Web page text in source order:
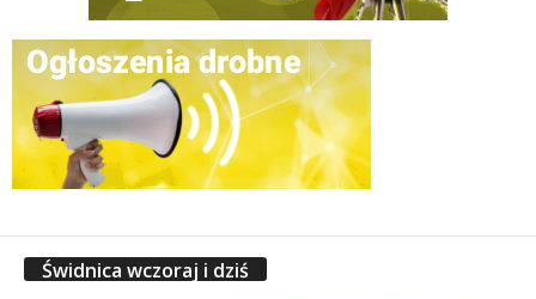
Świdnica wczoraj i dziś